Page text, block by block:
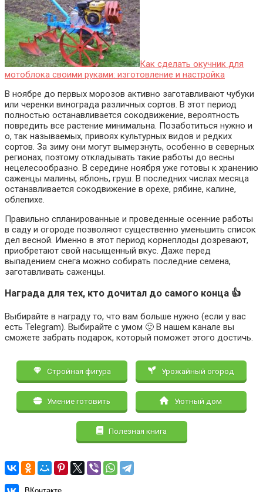
Как сделать окучник для
мотоблока своими руками: изготовление и настройка
В ноябре до первых морозов активно заготавливают чубуки
или черенки винограда различных сортов. В этот период
полностью останавливается сокодвижение, вероятность
повредить все растение минимальна. Позаботиться нужно и
о, так называемых, привоях культурных видов и редких
сортов. За зиму они могут вымерзнуть, особенно в северных
регионах, поэтому откладывать такие работы до весны
нецелесообразно. В середине ноября уже готовы к хранению
саженцы малины, яблонь, груш. В последних числах месяца
останавливается сокодвижение в орехе, рябине, калине,
облепихе.
Правильно спланированные и проведенные осенние работы
в саду и огороде позволяют существенно уменьшить список
дел весной. Именно в этот период корнеплоды дозревают,
приобретают свой насыщенный вкус. Даже перед
выпадением снега можно собирать последние семена,
заготавливать саженцы.
Награда для тех, кто дочитал до самого конца 👍
Выбирайте в награду то, что вам больше нужно (если у вас
есть Telegram). Выбирайте с умом 🙂 В нашем канале вы
сможете забрать подарок, который поможет этого достичь.
Стройная фигура Урожайный огород
Умение готовить Уютный дом
Полезная книга